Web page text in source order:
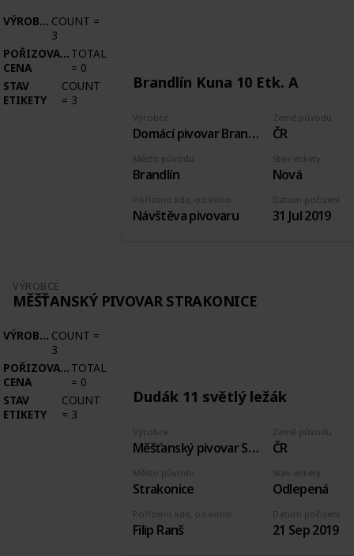
VÝROBCE COUNT =
3
POŘIZOVACÍ
CENA
TOTAL
= 0
STAV
ETIKETY
COUNT
= 3
Brandlín Kuna 10 Etk. A
Výrobce
Domácí pivovar Brandlín
Země původu
ČR
Pořízeno kde, od koho
Návštěva pivovaru
Stav etikety
Nová
Datum pořízení
31 Jul 2019
Město původu
Brandlín
VÝROBCE
MĚŠŤANSKÝ PIVOVAR STRAKONICE
VÝROBCE COUNT =
3
POŘIZOVACÍ
CENA
TOTAL
= 0
STAV
ETIKETY
COUNT
= 3
Dudák 11 světlý ležák
Výrobce
Měšťanský pivovar Strakonice
Země původu
ČR
Pořízeno kde, od koho
Filip Ranš
Stav etikety
Odlepená
Datum pořízení
21 Sep 2019
Město původu
Strakonice